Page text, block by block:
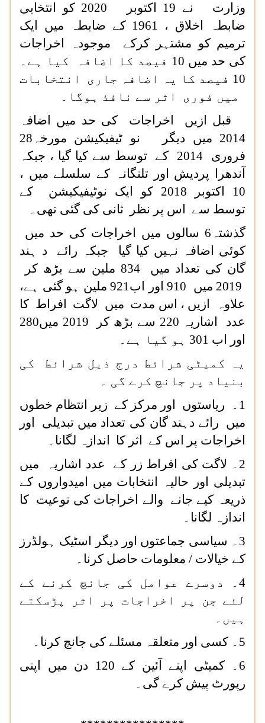
وزارت نے 19 اکتوبر 2020 کو انتخابی
ضابطہ اخلاق ، 1961 کے ضابطہ میں ایک
ترمیم کو مشتہر کرکے موجودہ اخراجات
کی حد میں 10 فیصد کا اضافہ کیا ہے۔
10 فیصد کا یہ اضافہ جاری انتخابات
میں فوری اثر سے نافذ ہوگا۔
قبل ازیں اخراجات کی حد میں اضافہ
2014 میں دیگر نو ٹیفیکیشن مورخہ28
فروری 2014 کے توسط سے کیا گیا ، جبکہ
آندھرا پردیش اور تلنگانہ کے سلسلے میں ،
10 اکتوبر 2018 کو ایک نوٹیفیکیشن کے
توسط سے اس پر نظر ثانی کی گئی تھی۔
گذشتہ6 سالوں میں اخراجات کی حد میں
کوئی اضافہ نہیں کیا گیا جبکہ رائے د ہند
گان کی تعداد میں 834 ملین سے بڑھ کر
2019 میں 910 اور اب921 ملین ہو گئی ہے،
علاوہ ازیں ، اس مدت میں لاگت افراط کا
عدد اشاریہ 220 سے بڑھ کر 2019 میں280
اور اب 301 ہو گیا ہے۔
یہ کمیٹی شرائط درج ذیل شرائط کی
بنیاد پر جانچ کرے گی ۔
1۔ ریاستوں اور مرکز کے زیر انتظام خطوں
میں رائے دہند گان کی تعداد میں تبدیلی اور
اخراجات پر اس کے اثر کا اندازہ لگانا۔
2۔ لاگت کی افراط زر کے عدد اشاریہ میں
تبدیلی اور حالیہ انتخابات میں امیدواروں کے
ذریعہ کیے جانے والے اخراجات کی نوعیت کا
اندازہ لگانا۔
3۔ سیاسی جماعتوں اور دیگر اسٹیک ہولڈرز
کے خیالات / معلومات حاصل کرنا۔
4۔ دوسرے عوامل کی جانچ کرنے کے
لئے جن پر اخراجات پر اثر پڑسکتے
ہیں۔
5۔ کسی اور متعلقہ مسئلے کی جانچ کرنا۔
6۔ کمیٹی اپنے آئین کے 120 دن میں اپنی
رپورٹ پیش کرے گی۔